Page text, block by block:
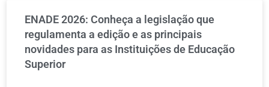
ENADE 2026: Conheça a legislação que
regulamenta a edição e as principais
novidades para as Instituições de Educação
Superior